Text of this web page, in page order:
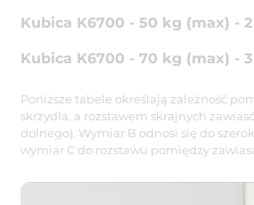
Kubica K6700 - 50 kg (max) -
Kubica K6700 - 70 kg (max) -
Poniższe tabele określają zależność
skrzydła, a rozstawem skrajnych
dolnego). Wymiar B odnosi się do
wymiar C do rozstawu pomiędzy